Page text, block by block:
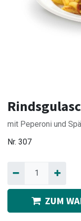
mit Peperoni und
Nr. 307
ZUM